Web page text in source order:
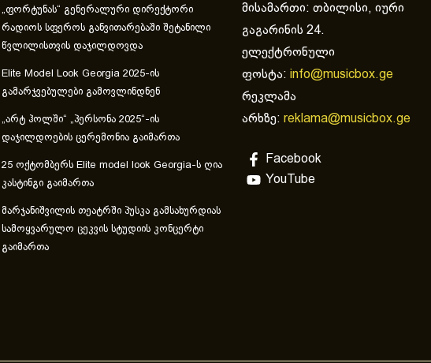
„ფორტუნას“ გენერალური დირექტორი
რადიოს სფეროს განვითარებაში შეტანილი
წვლილისთვის დაჯილდოვდა
Elite Model Look Georgia 2025-ის
გამარჯვებულები გამოვლინდნენ
„არტ ჰოლში“ „პერსონა 2025“-ის
დაჯილდოების ცერემონია გაიმართა
25 ოქტომბერს Elite model look Georgia-ს ღია
კასტინგი გაიმართა
მარჯანიშვილის თეატრში პუსკა გამსახურდიას
სამოყვარულო ცეკვის სტუდიის კონცერტი
გაიმართა
მისამართი: თბილისი, იური
გაგარინის 24.
ელექტრონული
ფოსტა: info@musicbox.ge
რეკლამა
არხზე: reklama@musicbox.ge
Facebook
YouTube